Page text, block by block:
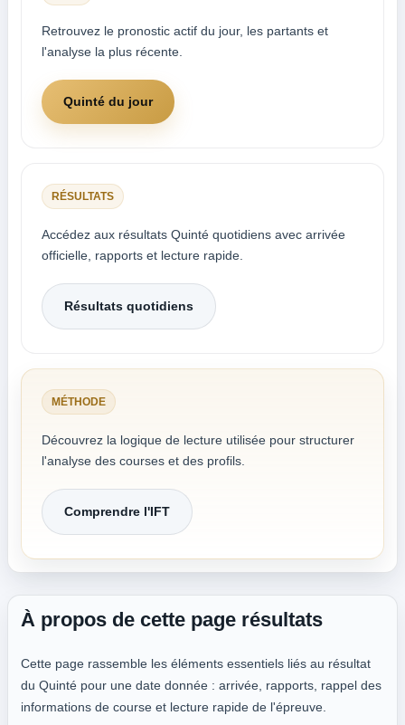
Retrouvez le pronostic actif du jour, les partants et
l'analyse la plus récente.
Quinté du jour
RÉSULTATS
Accédez aux résultats Quinté quotidiens avec arrivée
officielle, rapports et lecture rapide.
Résultats quotidiens
MÉTHODE
Découvrez la logique de lecture utilisée pour structurer
l'analyse des courses et des profils.
Comprendre l'IFT
À propos de cette page résultats
Cette page rassemble les éléments essentiels liés au résultat
du Quinté pour une date donnée : arrivée, rapports, rappel des
informations de course et lecture rapide de l'épreuve.